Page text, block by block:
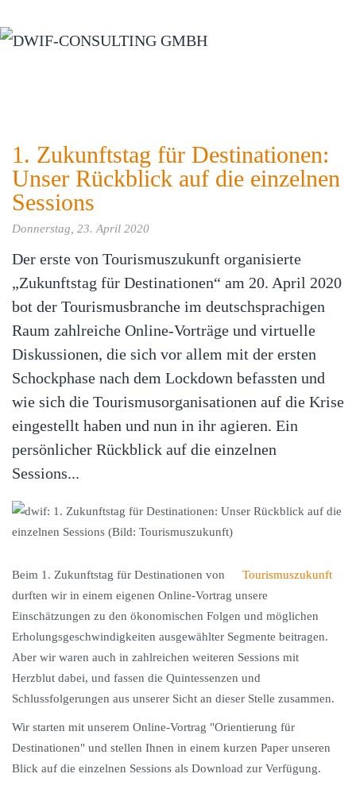
Zum Hauptinhalt springen
1. Zukunftstag für Destinationen:
Unser Rückblick auf die einzelnen
Sessions
Donnerstag, 23. April 2020
Der erste von Tourismuszukunft organisierte
„Zukunftstag für Destinationen“ am 20. April 2020
bot der Tourismusbranche im deutschsprachigen
Raum zahlreiche Online-Vorträge und virtuelle
Diskussionen, die sich vor allem mit der ersten
Schockphase nach dem Lockdown befassten und
wie sich die Tourismusorganisationen auf die Krise
eingestellt haben und nun in ihr agieren. Ein
persönlicher Rückblick auf die einzelnen
Sessions...
Beim 1. Zukunftstag für Destinationen von
Tourismuszukunft
durften wir in einem eigenen Online-Vortrag unsere
Einschätzungen zu den ökonomischen Folgen und möglichen
Erholungsgeschwindigkeiten ausgewählter Segmente beitragen.
Aber wir waren auch in zahlreichen weiteren Sessions mit
Herzblut dabei, und fassen die Quintessenzen und
Schlussfolgerungen aus unserer Sicht an dieser Stelle zusammen.
Wir starten mit unserem Online-Vortrag "Orientierung für
Destinationen" und stellen Ihnen in einem kurzen Paper unseren
Blick auf die einzelnen Sessions als Download zur Verfügung.